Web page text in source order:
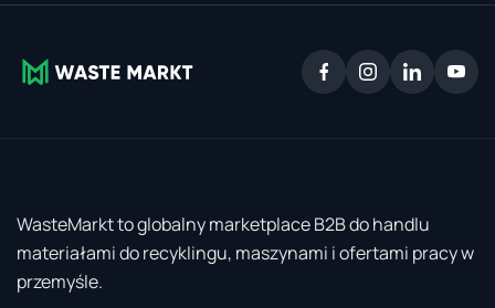
WasteMarkt to globalny marketplace B2B do handlu
materiałami do recyklingu, maszynami i ofertami pracy w
przemyśle.